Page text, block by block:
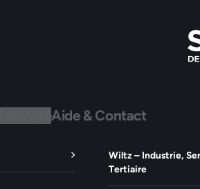
Aide & Contact
Wiltz – Industrie,
Tertiaire